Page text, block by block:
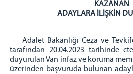
KAZANAN
ADAYLARA İLİŞKİN
Adalet Bakanlığı Ceza ve
tarafından 20.04.2023 tarihinde
duyurulan Van infaz ve koruma
üzerinden başvuruda bulunan